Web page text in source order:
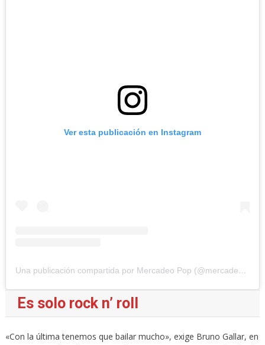
Ver esta publicación en Instagram
Una publicación compartida por Mercadeo Pop (@mercadeo_pop)
Es solo rock n’ roll
«Con la última tenemos que bailar mucho», exige Bruno Gallar, en